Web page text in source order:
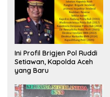
Ini Profil Brigjen Pol Ruddi
Setiawan, Kapolda Aceh
yang Baru